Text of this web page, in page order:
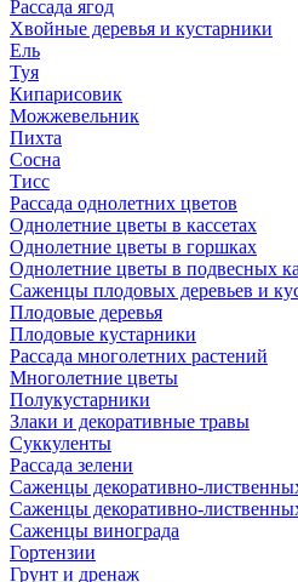
Рассада ягод
Хвойные деревья и кустарники
Ель
Туя
Кипарисовик
Можжевельник
Пихта
Сосна
Тисc
Рассада однолетних цветов
Однолетние цветы в кассетах
Однолетние цветы в горшках
Однолетние цветы в подвесных
Саженцы плодовых деревьев и
Плодовые деревья
Плодовые кустарники
Рассада многолетних растений
Многолетние цветы
Полукустарники
Злаки и декоративные травы
Суккуленты
Рассада зелени
Саженцы декоративно-
Саженцы декоративно-
Саженцы винограда
Гортензии
Грунт и дренаж